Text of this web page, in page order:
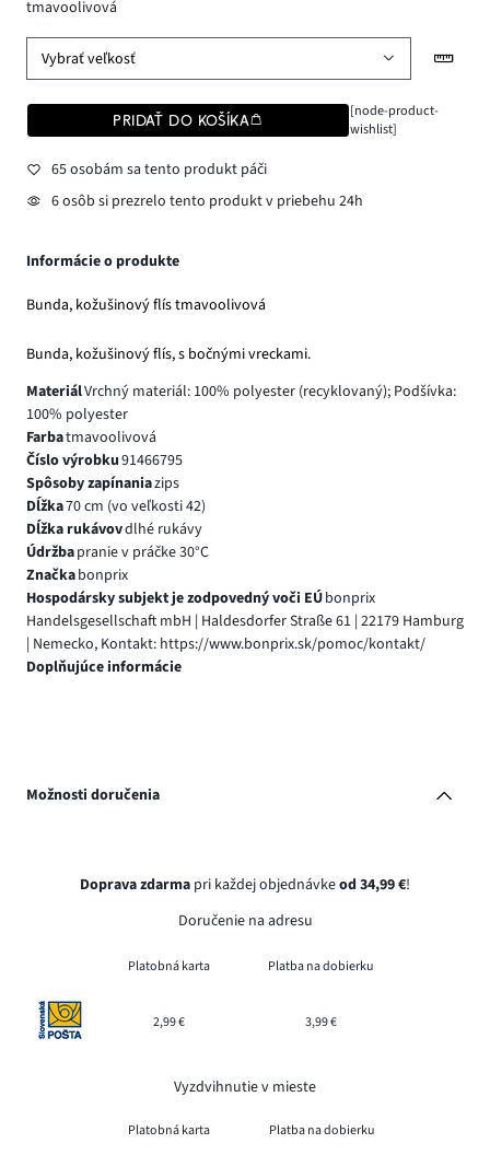
tmavoolivová
Vybrať veľkosť
PRIDAŤ DO KOŠÍKA
[node-product-
wishlist]
65 osobám sa tento produkt páči
6 osôb si prezrelo tento produkt v priebehu 24h
Informácie o produkte
Bunda, kožušinový flís tmavoolivová
Bunda, kožušinový flís, s bočnými vreckami.
MateriálVrchný materiál: 100% polyester (recyklovaný); Podšívka:
100% polyester
Farbatmavoolivová
Číslo výrobku91466795
Spôsoby zapínaniazips
Dĺžka70 cm (vo veľkosti 42)
Dĺžka rukávovdlhé rukávy
Údržbapranie v práčke 30°C
Značkabonprix
Hospodársky subjekt je zodpovedný voči EÚbonprix
Handelsgesellschaft mbH | Haldesdorfer Straße 61 | 22179 Hamburg
| Nemecko, Kontakt: https://www.bonprix.sk/pomoc/kontakt/
Doplňujúce informácie
Možnosti doručenia
Doprava zdarma pri každej objednávkeod 34,99 €!
Doručenie na adresu
Platobná karta Platba na dobierku
2,99 € 3,99 €
Vyzdvihnutie v mieste
Platobná karta Platba na dobierku